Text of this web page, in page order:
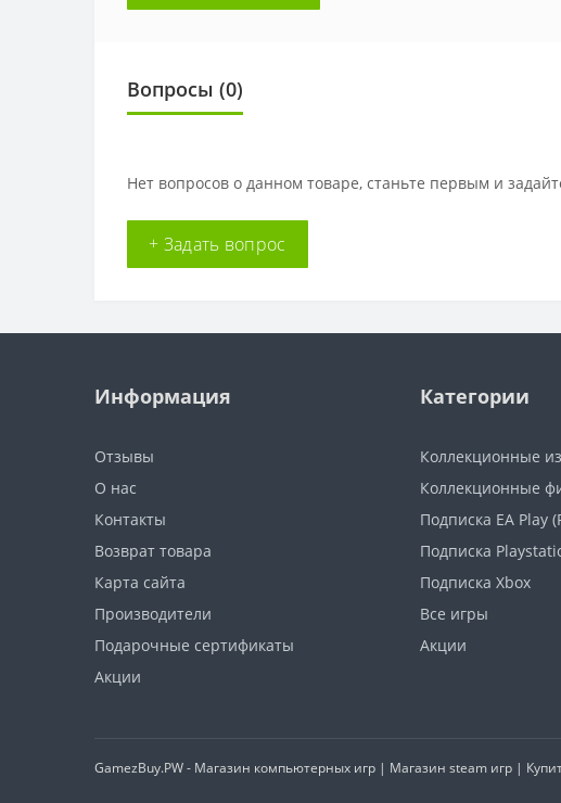
Вопросы (0)
Нет вопросов о данном товаре, станьте первым и
+ Задать вопрос
Информация
Отзывы
О нас
Контакты
Возврат товара
Карта сайта
Производители
Подарочные сертификаты
Акции
Категории
Коллекционные
Коллекционные
Подписка EA Play
Подписка
Подписка Xbox
Все игры
Акции
GamezBuy.PW - Магазин компьютерных игр | Магазин steam игр |